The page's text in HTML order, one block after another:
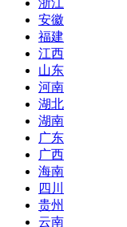
浙江
安徽
福建
江西
山东
河南
湖北
湖南
广东
广西
海南
四川
贵州
云南